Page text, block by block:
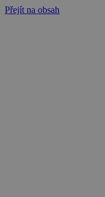
Přejít na obsah